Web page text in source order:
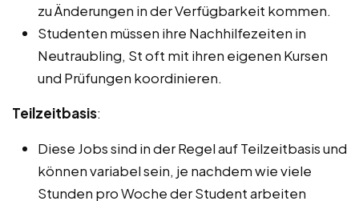
zu Änderungen in der Verfügbarkeit kommen.
Studenten müssen ihre Nachhilfezeiten in
Neutraubling, St oft mit ihren eigenen Kursen
und Prüfungen koordinieren.
Teilzeitbasis:
Diese Jobs sind in der Regel auf Teilzeitbasis und
können variabel sein, je nachdem wie viele
Stunden pro Woche der Student arbeiten